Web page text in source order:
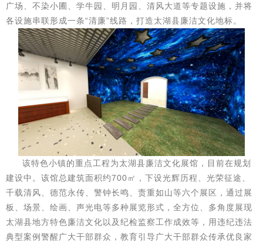
广场、不染小圃、学牛园、明月园、清风大道等专题设施，并将
各设施串联形成一条“清廉”线路，打造太湖县廉洁文化地标。
该特色小镇的重点工程为太湖县廉洁文化展馆，目前在规划
建设中。该馆总建筑面积约700㎡，下设光辉历程、光荣征途、
千载清风、德范永传、警钟长鸣、责重如山等六个展区，通过展
板、场景、绘画、声光电等多种展览形式，全方位、多角度展现
太湖县地方特色廉洁文化以及纪检监察工作成效等，用违纪违法
典型案例警醒广大干部群众，教育引导广大干部群众传承优良家